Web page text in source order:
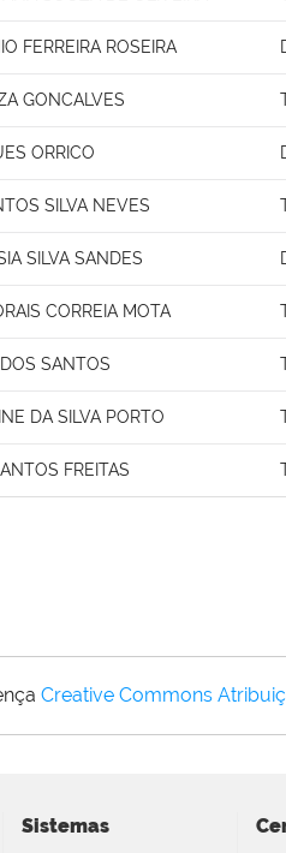
FERREIRA ROSEIRA
GONCALVES
ORRICO
SILVA NEVES
SILVA SANDES
CORREIA MOTA
SANTOS
DA SILVA PORTO
FREITAS
Creative Commons
Sistemas